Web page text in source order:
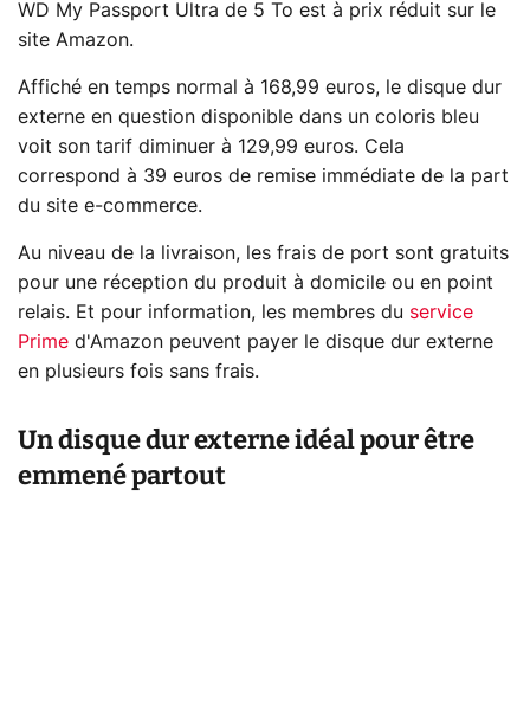
WD My Passport Ultra de 5 To est à prix réduit sur le
site Amazon.
Affiché en temps normal à 168,99 euros, le disque dur
externe en question disponible dans un coloris bleu
voit son tarif diminuer à 129,99 euros. Cela
correspond à 39 euros de remise immédiate de la part
du site e-commerce.
Au niveau de la livraison, les frais de port sont gratuits
pour une réception du produit à domicile ou en point
relais. Et pour information, les membres du service
Prime d'Amazon peuvent payer le disque dur externe
en plusieurs fois sans frais.
Un disque dur externe idéal pour être
emmené partout